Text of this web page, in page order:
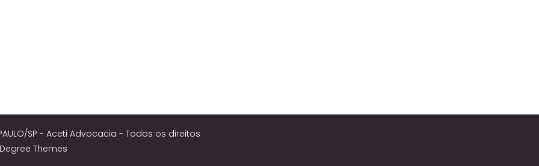
PAULO/SP - Aceti Advocacia - Todos os direitos
Themes